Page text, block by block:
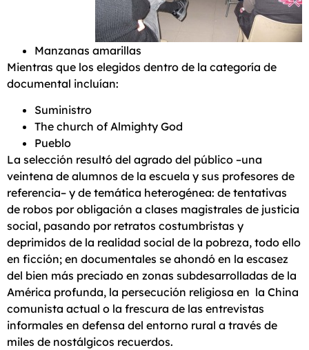
Manzanas amarillas
Mientras que los elegidos dentro de la categoría de
documental incluían:
Suministro
The church of Almighty God
Pueblo
La selección resultó del agrado del público –una
veintena de alumnos de la escuela y sus profesores de
referencia– y de temática heterogénea: de tentativas
de robos por obligación a clases magistrales de justicia
social, pasando por retratos costumbristas y
deprimidos de la realidad social de la pobreza, todo ello
en ficción; en documentales se ahondó en la escasez
del bien más preciado en zonas subdesarrolladas de la
América profunda, la persecución religiosa en la China
comunista actual o la frescura de las entrevistas
informales en defensa del entorno rural a través de
miles de nostálgicos recuerdos.